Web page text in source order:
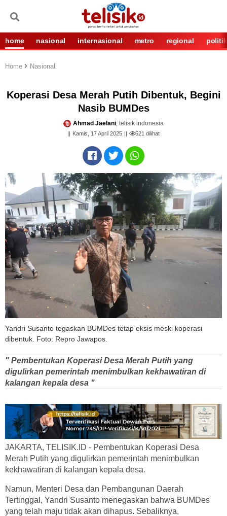
home nasional internasional metro regional politik
Home Nasional
Koperasi Desa Merah Putih Dibentuk, Begini
Nasib BUMDes
Ahmad Jaelani, telisik indonesia
Kamis, 17 April 2025 521 dilihat
Yandri Susanto tegaskan BUMDes tetap eksis meski koperasi
dibentuk. Foto: Repro Jawapos.
" Pembentukan Koperasi Desa Merah Putih yang
digulirkan pemerintah menimbulkan kekhawatiran di
kalangan kepala desa "
JAKARTA, TELISIK.ID - Pembentukan Koperasi Desa
Merah Putih yang digulirkan pemerintah menimbulkan
kekhawatiran di kalangan kepala desa.
Namun, Menteri Desa dan Pembangunan Daerah
Tertinggal, Yandri Susanto menegaskan bahwa BUMDes
yang telah maju tidak akan dihapus. Sebaliknya,